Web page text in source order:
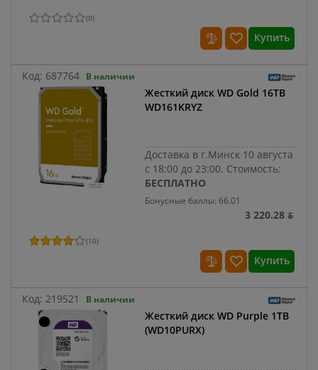
(0)
Купить
Код: 687764 В наличии
Жесткий диск WD Gold 16TB
WD161KRYZ
Доставка в г.Минск 10 августа
с 18:00 до 23:00. Стоимость:
БЕСПЛАТНО
Бонусные баллы: 66.01
3 220.28 ƃ
(10)
Купить
Код: 219521 В наличии
Жесткий диск WD Purple 1TB
(WD10PURX)